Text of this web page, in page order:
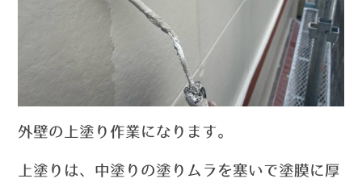
外壁の上塗り作業になります。
上塗りは、中塗りの塗りムラを塞いで塗膜に厚